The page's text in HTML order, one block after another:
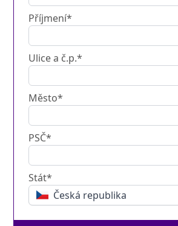
Příjmení*
Ulice a č.p.*
Město*
PSČ*
Stát*
Česká republika